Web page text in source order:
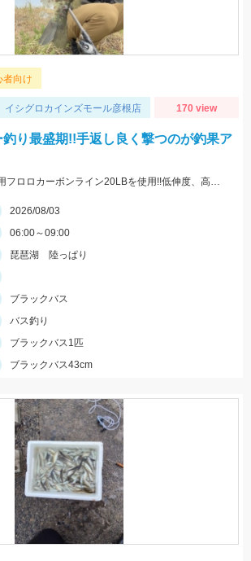
者向け
イシグロカインズモール彦根店 170 view
釣り最盛期!!手返し良く撃つのが釣果ア
ラインはツリノ バス用フロロカーボンライン20LBを使用!!低伸度、高強度でカバーの釣りはこれで決まり♪
2026/08/03
06:00～09:00
琵琶湖 陸っぱり
ブラックバス
バス釣り
ブラックバス1匹
ブラックバス43cm